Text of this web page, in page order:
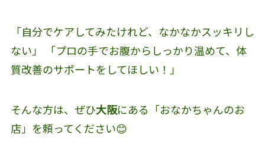
「自分でケアしてみたけれど、なかなかスッキリし
ない」 「プロの手でお腹からしっかり温めて、体
質改善のサポートをしてほしい！」
そんな方は、ぜひ大阪にある「おなかちゃんのお
店」を頼ってください😊